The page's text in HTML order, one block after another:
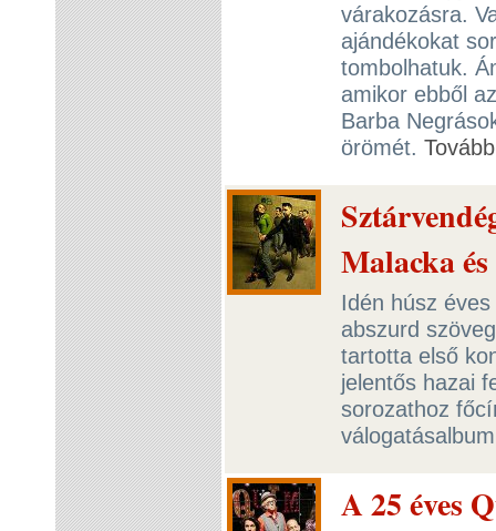
várakozásra.
ajándékokat
tombolhatuk.
amikor ebből
Barba
örömét. Tovább
Malacka
Idén húsz
abszurd
tartotta első
jelentős hazai
sorozathoz
A 25 éves